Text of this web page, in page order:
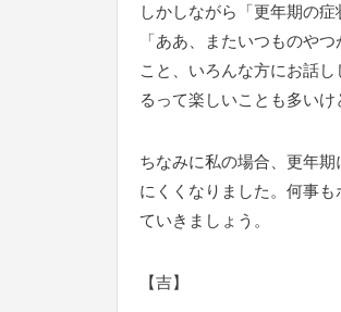
しかしながら「更年期の
「ああ、またいつものや
こと、いろんな方にお話
るって楽しいことも多い
ちなみに私の場合、更年
にくくなりました。何事
ていきましょう。
【吉】